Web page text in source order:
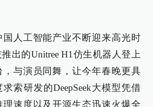
国人工智能产业不断迎来高光时
出的Unitree H1仿生机器人登上
，与演员同舞，让今年春晚更具
索研发的DeepSeek大模型凭借
理速度以及开源生态迅速火爆全